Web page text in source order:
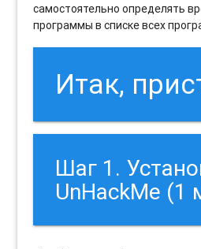
самостоятельно определять
программы в списке всех
Итак,
Шаг 1.
UnHackMe (1